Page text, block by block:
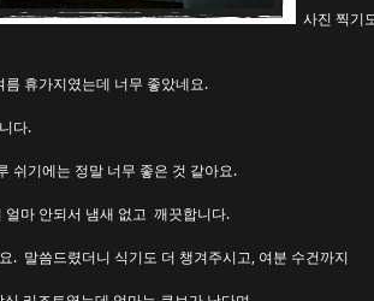
사진 찍기
휴가지였는데 너무 좋았네요.
다.
쉬기에는 정말 너무 좋은 것 같아요.
마 안되서 냄새 없고 깨끗합니다.
. 말씀드렸더니 식기도 더 챙겨주시고, 여분 수건까지